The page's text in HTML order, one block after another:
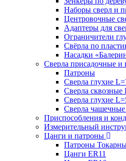
Наборы сверл и
Центровочные
Адаптеры для
Ограничители
Свёрла по
Насадки
Сверла присадочные и
Патроны
Сверла глухие
Сверла сквозные
Сверла глухие
Сверла
Приспособления и
Измерительный
Цанги и патроны
Патроны
Цанги ER11